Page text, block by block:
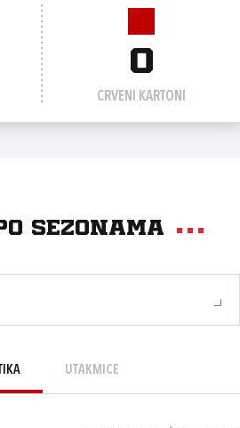
0
CRVENI KARTONI
sezonama
UTAKMICE